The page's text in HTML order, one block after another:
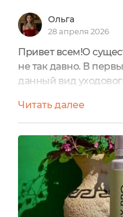
Ольга
28 апреля 2026
Привет всем!О
не так давно. В
данный вид
средства в формате
чудесного бренда
находится текст со
информацией о
годности убтана до
месяцев, а после
Читать далее